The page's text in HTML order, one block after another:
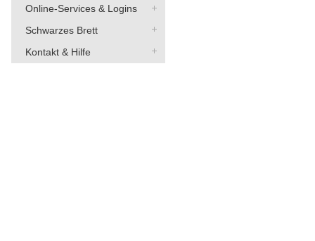
Online-Services & Logins
Schwarzes Brett
Kontakt & Hilfe